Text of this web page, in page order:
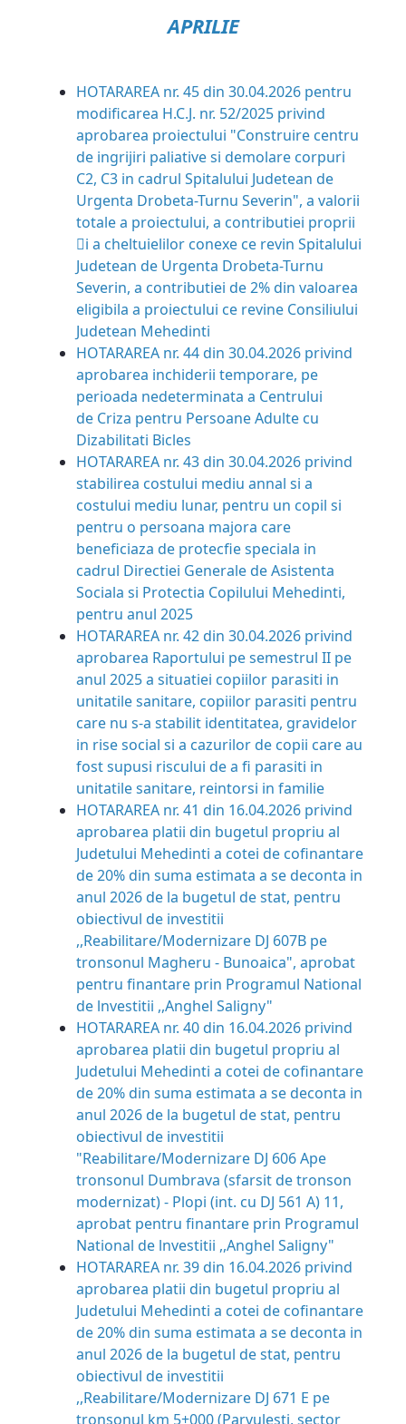
APRILIE
HOTARAREA nr. 45 din 30.04.2026 pentru
modificarea H.C.J. nr. 52/2025 privind
aprobarea proiectului "Construire centru
de ingrijiri paliative si demolare corpuri
C2, C3 in cadrul Spitalului Judetean de
Urgenta Drobeta-Turnu Severin", a valorii
totale a proiectului, a contributiei proprii
􀀯i a cheltuielilor conexe ce revin Spitalului
Judetean de Urgenta Drobeta-Turnu
Severin, a contributiei de 2% din valoarea
eligibila a proiectului ce revine Consiliului
Judetean Mehedinti
HOTARAREA nr. 44 din 30.04.2026 privind
aprobarea inchiderii temporare, pe
perioada nedeterminata a Centrului
de Criza pentru Persoane Adulte cu
Dizabilitati Bicles
HOTARAREA nr. 43 din 30.04.2026 privind
stabilirea costului mediu annal si a
costului mediu lunar, pentru un copil si
pentru o persoana majora care
beneficiaza de protecfie speciala in
cadrul Directiei Generale de Asistenta
Sociala si Protectia Copilului Mehedinti,
pentru anul 2025
HOTARAREA nr. 42 din 30.04.2026 privind
aprobarea Raportului pe semestrul II pe
anul 2025 a situatiei copiilor parasiti in
unitatile sanitare, copiilor parasiti pentru
care nu s-a stabilit identitatea, gravidelor
in rise social si a cazurilor de copii care au
fost supusi riscului de a fi parasiti in
unitatile sanitare, reintorsi in familie
HOTARAREA nr. 41 din 16.04.2026 privind
aprobarea platii din bugetul propriu al
Judetului Mehedinti a cotei de cofinantare
de 20% din suma estimata a se deconta in
anul 2026 de la bugetul de stat, pentru
obiectivul de investitii
,,Reabilitare/Modernizare DJ 607B pe
tronsonul Magheru - Bunoaica", aprobat
pentru finantare prin Programul National
de lnvestitii ,,Anghel Saligny"
HOTARAREA nr. 40 din 16.04.2026 privind
aprobarea platii din bugetul propriu al
Judetului Mehedinti a cotei de cofinantare
de 20% din suma estimata a se deconta in
anul 2026 de la bugetul de stat, pentru
obiectivul de investitii
"Reabilitare/Modernizare DJ 606 Ape
tronsonul Dumbrava (sfarsit de tronson
modernizat) - Plopi (int. cu DJ 561 A) 11,
aprobat pentru finantare prin Programul
National de lnvestitii ,,Anghel Saligny"
HOTARAREA nr. 39 din 16.04.2026 privind
aprobarea platii din bugetul propriu al
Judetului Mehedinti a cotei de cofinantare
de 20% din suma estimata a se deconta in
anul 2026 de la bugetul de stat, pentru
obiectivul de investitii
,,Reabilitare/Modernizare DJ 671 E pe
tronsonul km 5+000 (Parvulesti, sector